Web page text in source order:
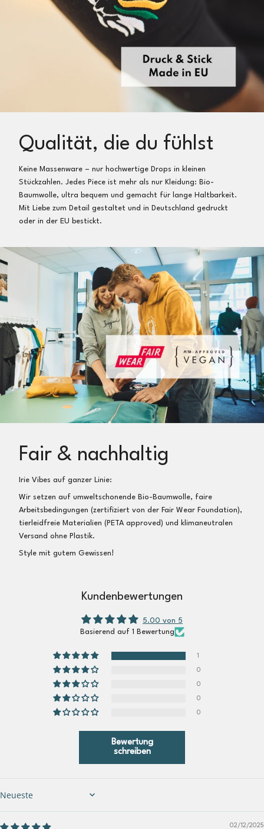
Qualität, die du fühlst
Keine Massenware – nur hochwertige Drops in kleinen
Stückzahlen. Jedes Piece ist mehr als nur Kleidung: Bio-
Baumwolle, ultra bequem und gemacht für lange Haltbarkeit.
Mit Liebe zum Detail gestaltet und in Deutschland gedruckt
oder in der EU bestickt.
Fair & nachhaltig
Irie Vibes auf ganzer Linie:
Wir setzen auf umweltschonende Bio-Baumwolle, faire
Arbeitsbedingungen (zertifiziert von der Fair Wear Foundation),
tierleidfreie Materialien (PETA approved) und klimaneutralen
Versand ohne Plastik.
Style mit gutem Gewissen!
Kundenbewertungen
5.00 von 5
Basierend auf 1 Bewertung
1
0
0
0
0
Bewertung
schreiben
Sort by
02/12/2025